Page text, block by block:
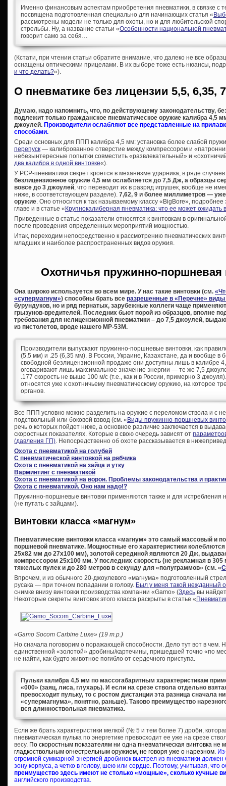
Именно финансовым аспектам приобретения пневматики, в связке с
посвящена подготовленная специально для начинающих статья «
рассмотрены модели не только для охоты, но и для любительской
стрельбы. Ну, а название статьи «Особенности национальной
говорит само за себя…
(Кстати, при чтении статьи обратите внимание, что далеко не все
оснащены оптическими прицелами. В их выборе тоже есть нюансы,
и что делать?«).
О пневматике без лицензии 5,5, 6,35,
Думаю, надо напомнить, что, по действующему законодательству,
подлежит только гражданское пневматическое оружие калибра 4,5
джоулей. Производители ослабляют все представленные на
способами.
Среди основных для ППП калибра 4,5 мм: установка более слабой
перепуск — калиброванное отверстие между компрессором и
небезынтересные попытки совместить «развлекательный» и
два калибра в одной винтовке«).
У PCP-пневматики секрет кроется в механизме ударника, в ряде
безлицензионное оружие 4,5 мм ослабляется до 7,5 Дж, а образцы
вовсе до 3 джоулей , что переводит их в разряд игрушек, вообще не
ниже, в соответствующем разделе). 7,62, 9 и более миллиметров —
оружие . Оно относится к так называемому классу «BigBore»,
главе и в статье «Крупнокалиберная пневматика: что ее может ожидать
Приведенные в статье показатели относятся к винтовкам в
после проведения определенных мероприятий мощностью.
Итак, переходим непосредственно к рассмотрению пневматических
младших и наиболее распространенных видов оружия.
Охотничья пружинно-
Она широко используется во всем мире. У нас такие винтовки (см.
«супермагнум») способны брать все разрешенные в «Перечне» виды
бурундуков, но и ряд пернатых, зарубежные коллеги чаще
грызунов-вредителей. Последних бьют порой из образцов, вполне
требования для нелицензионной пневматики – до 7,5 джоулей,
из пистолетов, вроде нашего МР-53М.
Производители выпускают пружинно-поршневые винтовки, как
(5,5 мм) и .25 (6,35 мм). В России, Украине, Казахстане, да и вообще в
свободной безлицензионной продаже они доступны лишь в калибре
оговаривают лишь максимальное значение энергии — те же 7,5
.177 скорость не выше 100 м/с (т.е., как и в России, примерно 3
относятся уже к охотничьему пневматическому оружию, на которое
органов.
Все ППП условно можно разделить на оружие с переломом ствола и с
подствольный или боковой взвод (см. « Виды пружинно-поршневых
речь о которых пойдет ниже, а основное различие заключается в
скоростных показателях. Которые в свою очередь зависят от
(давления ГП). Непосредственно об охоте рассказывается в
Охота с пневматикой на голубей
С пневматической винтовкой на рябчика
Охота с пневматикой на зайца и утку
Варминтинг с пневматикой
Охота с пневматикой на ворон. Проблемы законодательства и
Охота с пневматикой. Оно нам надо!?
Пружинно-поршневые винтовки применяются также и для истребления
(не путать с зайцами).
Винтовки класса «магнум»
Пневматические винтовки класса «магнум» это самый массовый и
поршневой пневматике. Мощностные его характеристики
25х82 мм до 27х100 мм), золотой серединой являются 20 Дж,
компрессором 25х100 мм. У последних скорость (не рекламная в
тяжелых пулек и до 280 метров в секунду для «полуграммов» (см. «
Впрочем, и из обычного 20-джоулевого «магнума» подготовленный
русака — при точном попадании в голову. Был у меня такой нежданный
снимке внизу винтовки производства компании «Gamo» (Здесь вы
Некоторые секреты винтовок этого класса раскрыты в статье «
«Gamo Socom Carbine Luxe» (19 т.р.)
Но сначала поговорим о поражающей способности. Дело тут вот в чем.
единственной «золотой» дробины/картечины, пришедшей точно «по
не найти, как будто животное погибло от сердечного приступа.
Пульки калибра 4,5 мм по массогабаритным характеристикам
«000» (заяц, лиса, глухарь). И если на срезе ствола отдельно
превосходит пульку, то с ростом дистанции эта разница сначала
«супермагнума», понятно, раньше). Таково преимущество
вся длинноствольная пневматика.
Если же брать характеристики мелкой (№ 5 и тем более 7) дроби,
пневматическая пулька по энергетике превосходит ее уже на срезе
весу. По скоростным показателям ни одна пневматическая винтовка не
гладкоствольным огнестрельным оружием, не говоря уже о нарезном.
огромной суммарной энергией дробинок выстрел из пневматики
зону корпуса, а четко в голову, шею или сердце. Поэтому, учитывая, что
преимущество здесь имеют не столько «мощные», сколько кучные
английского производства.